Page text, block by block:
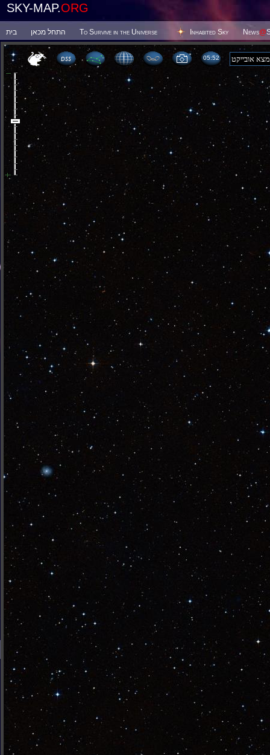
SKY-MAP.ORG
בית התחל מכאן To Survive in the Universe Inhabited Sky News@
05 52